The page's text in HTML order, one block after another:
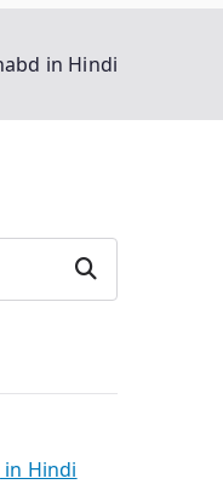
in Hindi
Search
in Hindi